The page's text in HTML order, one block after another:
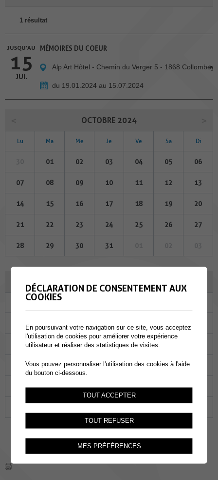
1 résultat
JUSQU'AU
15
JUI.
MÉMOIRES DU COEUR
Alp Art Hôtel - Chemin du Verger 5 - 1868 Collombey
du 19.01.2024 au 15.07.2024
OCTOBRE 2024
Lu Ma Me Je Ve Sa Di
01 02 03 04 05 06
07 08 09 10 11 12 13
14 15 16 17 18 19 20
21 22 23 24 25 26 27
28 29 30 31
Ma
31 01
05 06 07 08
12 13 14 15 16
19 20 21 22 23
DÉCLARATION DE CONSENTEMENT AUX
COOKIES
En poursuivant votre navigation sur ce site, vous acceptez
l'utilisation de cookies pour améliorer votre expérience
utilisateur et réaliser des statistiques de visites.
Vous pouvez personnaliser l'utilisation des cookies à l'aide
du bouton ci-dessous.
TOUT ACCEPTER
TOUT REFUSER
MES PRÉFÉRENCES